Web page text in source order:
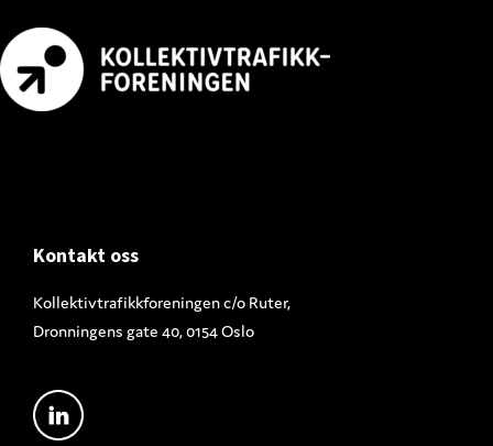
Footer
Kontakt oss
Kollektivtrafikkforeningen c/o Ruter,
Dronningens gate 40, 0154 Oslo